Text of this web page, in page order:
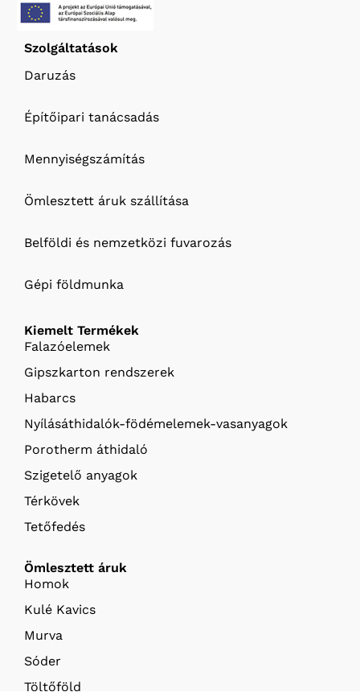
Szolgáltatások
Daruzás
Építőipari tanácsadás
Mennyiségszámítás
Ömlesztett áruk szállítása
Belföldi és nemzetközi fuvarozás
Gépi földmunka
Kiemelt Termékek
Falazóelemek
Gipszkarton rendszerek
Habarcs
Nyílásáthidalók-födémelemek-vasanyagok
Porotherm áthidaló
Szigetelő anyagok
Térkövek
Tetőfedés
Ömlesztett áruk
Homok
Kulé Kavics
Murva
Sóder
Töltőföld